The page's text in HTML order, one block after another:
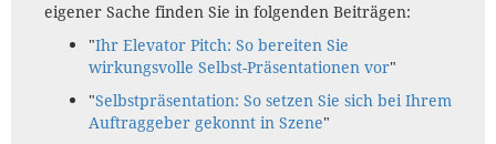
eigener Sache finden Sie in folgenden Beiträgen:
"Ihr Elevator Pitch: So bereiten Sie
wirkungsvolle Selbst-Präsentationen vor"
"Selbstpräsentation: So setzen Sie sich bei Ihrem
Auftraggeber gekonnt in Szene"